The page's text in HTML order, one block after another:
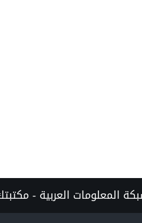
المعلومات العربية -